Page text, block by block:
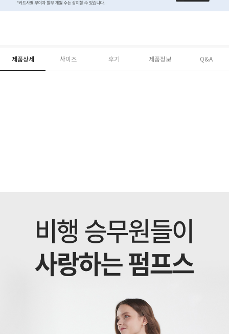
제품상세 사이즈 후기 제품정보 Q&A